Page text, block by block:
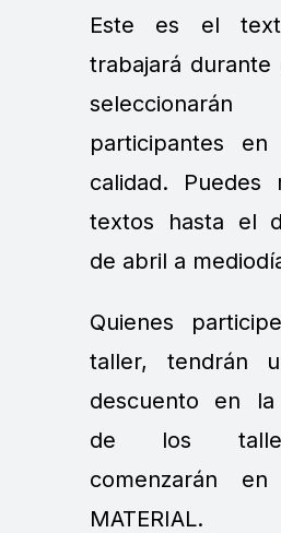
Este es el
trabajará durante
participantes
calidad. Puedes
textos hasta el
de abril a
Quienes
taller, tendrán
descuento en la
de los
comenzarán
MATERIAL.